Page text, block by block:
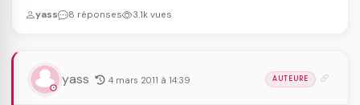
yass 8 réponses 3.1k vues
yass 4 mars 2011 à 14:39 AUTEURE